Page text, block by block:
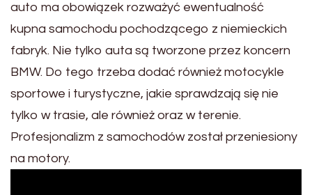
auto ma obowiązek rozważyć ewentualność
kupna samochodu pochodzącego z niemieckich
fabryk. Nie tylko auta są tworzone przez koncern
BMW. Do tego trzeba dodać również motocykle
sportowe i turystyczne, jakie sprawdzają się nie
tylko w trasie, ale również oraz w terenie.
Profesjonalizm z samochodów został przeniesiony
na motory.